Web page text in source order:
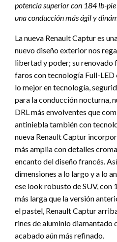
potencia superior con 184 lb-
una conducción más ágil y
La nueva Renault Captur es
nuevo diseño exterior nos
libertad y poder; su renovado
faros con tecnología Full-
lo mejor en tecnología,
para la conducción nocturna,
DRL más envolventes que
antiniebla también con
nueva Renault Captur
más amplia con detalles
encanto del diseño francés.
dimensiones a lo largo y a lo
ese look robusto de SUV, con
más larga que la versión
el pastel, Renault Captur
rines de aluminio diamantado
acabado aún más refinado.